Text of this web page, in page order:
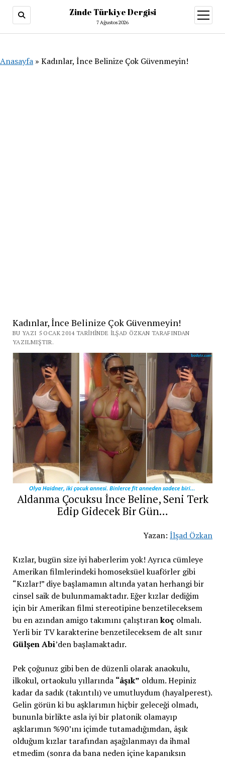
Zinde Türkiye Dergisi
7 Ağustos 2026
aç
Anasayfa » Kadınlar, İnce Belinize Çok Güvenmeyin!
Kadınlar, İnce Belinize Çok Güvenmeyin!
BU YAZI 5 OCAK 2014 TARIHINDE İLŞAD ÖZKAN TARAFINDAN
YAZILMIŞTIR.
Aldanma Çocuksu İnce Beline, Seni Terk
Edip Gidecek Bir Gün…
Yazan:İlşad Özkan
Kızlar, bugün size iyi haberlerim yok! Ayrıca cümleye
Amerikan filmlerindeki homoseksüel kuaförler gibi
“Kızlar!” diye başlamamın altında yatan herhangi bir
cinsel saik de bulunmamaktadır. Eğer kızlar dediğim
için bir Amerikan filmi stereotipine benzetileceksem
bu en azından amigo takımını çalıştırankoç olmalı.
Yerli bir TV karakterine benzetileceksem de alt sınır
Gülşen Abi’den başlamaktadır.
Pek çoğunuz gibi ben de düzenli olarak anaokulu,
ilkokul, ortaokulu yıllarında “âşık” oldum. Hepiniz
kadar da sadık (takıntılı) ve umutluydum (hayalperest).
Gelin görün ki bu aşklarımın hiçbir geleceği olmadı,
bununla birlikte asla iyi bir platonik olamayıp
aşklarımın %90’ını içimde tutamadığımdan, âşık
olduğum kızlar tarafından aşağılanmayı da ihmal
etmedim (sonra da bana neden içine kapanıksın